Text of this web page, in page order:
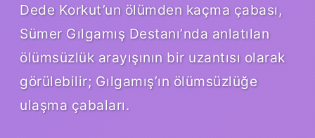
Dede Korkut’un ölümden kaçma çabası,
Sümer Gılgamış Destanı’nda anlatılan
ölümsüzlük arayışının bir uzantısı olarak
görülebilir; Gılgamış’ın ölümsüzlüğe
ulaşma çabaları.